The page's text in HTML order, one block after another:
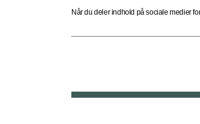
Når du deler indhold på sociale medier